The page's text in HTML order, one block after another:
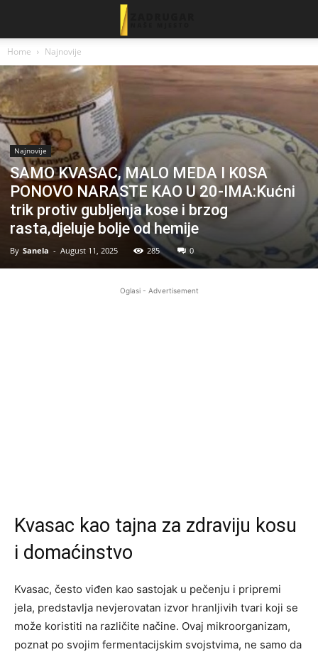
Home Najnovije
Najnovije
SAMO KVASAC, MALO MEDA I K0SA
PONOVO NARASTE KAO U 20-IMA:Kućni
trik protiv gubljenja kose i brzog
rasta,djeluje bolje od hemije
By Sanela - August 11, 2025 285 0
Oglasi - Advertisement
Kvasac kao tajna za zdraviju kosu
i domaćinstvo
Kvasac, često viđen kao sastojak u pečenju i pripremi
jela, predstavlja nevjerovatan izvor hranljivih tvari koji se
može koristiti na različite načine. Ovaj mikroorganizam,
poznat po svojim fermentacijskim svojstvima, ne samo da